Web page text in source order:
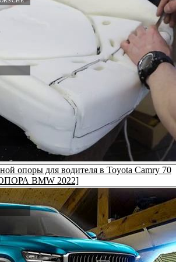
опоры для водителя в Toyota Camry 70
BMW 2022]